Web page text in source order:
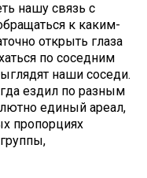
нашу связь с
к каким-
открыть глаза
по соседним
наши соседи.
ездил по разным
единый ареал,
пропорциях